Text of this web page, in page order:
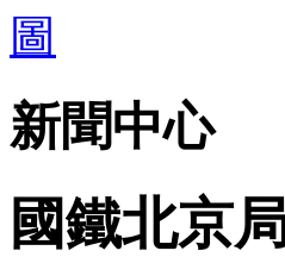
新聞中心
國鐵北京